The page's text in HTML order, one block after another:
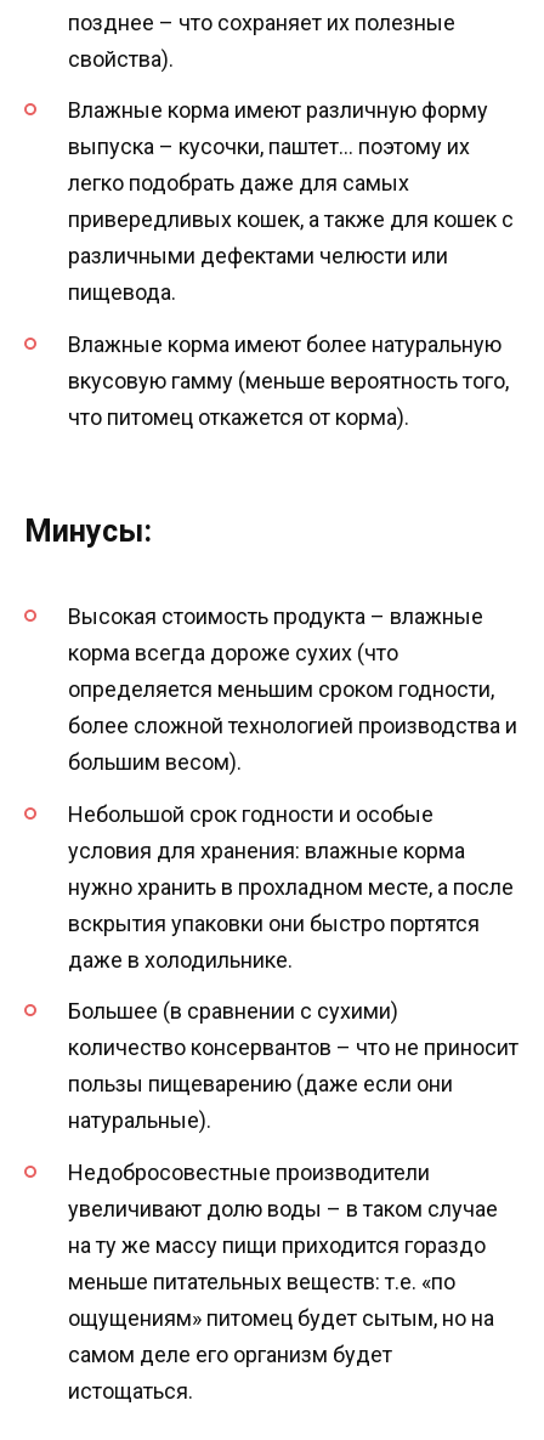
позднее – что сохраняет их полезные
свойства).
Влажные корма имеют различную форму
выпуска – кусочки, паштет… поэтому их
легко подобрать даже для самых
привередливых кошек, а также для кошек с
различными дефектами челюсти или
пищевода.
Влажные корма имеют более натуральную
вкусовую гамму (меньше вероятность того,
что питомец откажется от корма).
Минусы:
Высокая стоимость продукта – влажные
корма всегда дороже сухих (что
определяется меньшим сроком годности,
более сложной технологией производства и
большим весом).
Небольшой срок годности и особые
условия для хранения: влажные корма
нужно хранить в прохладном месте, а после
вскрытия упаковки они быстро портятся
даже в холодильнике.
Большее (в сравнении с сухими)
количество консервантов – что не приносит
пользы пищеварению (даже если они
натуральные).
Недобросовестные производители
увеличивают долю воды – в таком случае
на ту же массу пищи приходится гораздо
меньше питательных веществ: т.е. «по
ощущениям» питомец будет сытым, но на
самом деле его организм будет
истощаться.